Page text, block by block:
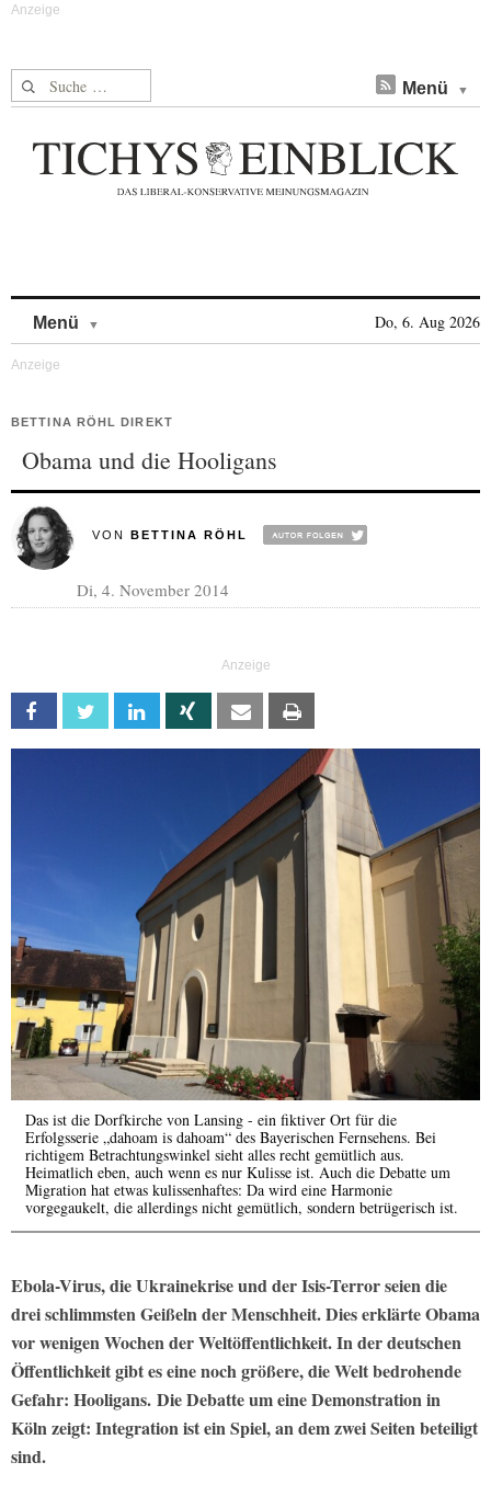
Suche nach: Menü
Menü Do, 6. Aug 2026
BETTINA RÖHL DIREKT
Obama und die Hooligans
VON BETTINA RÖHL
Di, 4. November 2014
Facebook Twitter Linkedin Xing Email
Das ist die Dorfkirche von Lansing - ein fiktiver Ort für die
Erfolgsserie „dahoam is dahoam“ des Bayerischen Fernsehens. Bei
richtigem Betrachtungswinkel sieht alles recht gemütlich aus.
Heimatlich eben, auch wenn es nur Kulisse ist. Auch die Debatte um
Migration hat etwas kulissenhaftes: Da wird eine Harmonie
vorgegaukelt, die allerdings nicht gemütlich, sondern betrügerisch ist.
Ebola-Virus, die Ukrainekrise und der Isis-Terror seien die
drei schlimmsten Geißeln der Menschheit. Dies erklärte Obama
vor wenigen Wochen der Weltöffentlichkeit. In der deutschen
Öffentlichkeit gibt es eine noch größere, die Welt bedrohende
Gefahr: Hooligans. Die Debatte um eine Demonstration in
Köln zeigt: Integration ist ein Spiel, an dem zwei Seiten beteiligt
sind.